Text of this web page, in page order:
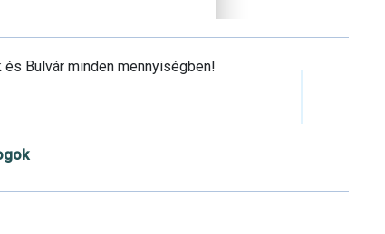
Bulvár minden mennyiségben!